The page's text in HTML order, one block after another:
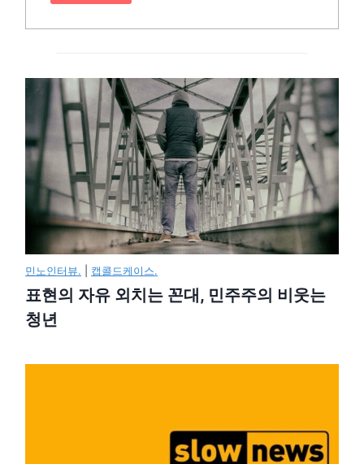
민노인터뷰. 캡콜드케이스.
표현의 자유 외치는 꼰대, 민주주의 비웃는
청년